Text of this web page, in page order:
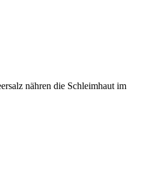
nähren die Schleimhaut im